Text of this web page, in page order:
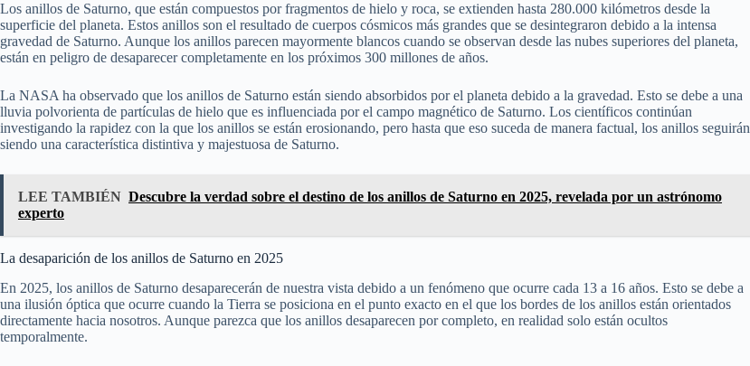
Los anillos de Saturno, que están compuestos por fragmentos de hielo y roca, se extienden hasta 280.000 kilómetros desde la
superficie del planeta. Estos anillos son el resultado de cuerpos cósmicos más grandes que se desintegraron debido a la intensa
gravedad de Saturno. Aunque los anillos parecen mayormente blancos cuando se observan desde las nubes superiores del planeta,
están en peligro de desaparecer completamente en los próximos 300 millones de años.
La NASA ha observado que los anillos de Saturno están siendo absorbidos por el planeta debido a la gravedad. Esto se debe a una
lluvia polvorienta de partículas de hielo que es influenciada por el campo magnético de Saturno. Los científicos continúan
investigando la rapidez con la que los anillos se están erosionando, pero hasta que eso suceda de manera factual, los anillos seguirán
siendo una característica distintiva y majestuosa de Saturno.
LEE TAMBIÉN Descubre la verdad sobre el destino de los anillos de Saturno en 2025, revelada por un astrónomo
experto
La desaparición de los anillos de Saturno en 2025
En 2025, los anillos de Saturno desaparecerán de nuestra vista debido a un fenómeno que ocurre cada 13 a 16 años. Esto se debe a
una ilusión óptica que ocurre cuando la Tierra se posiciona en el punto exacto en el que los bordes de los anillos están orientados
directamente hacia nosotros. Aunque parezca que los anillos desaparecen por completo, en realidad solo están ocultos
temporalmente.